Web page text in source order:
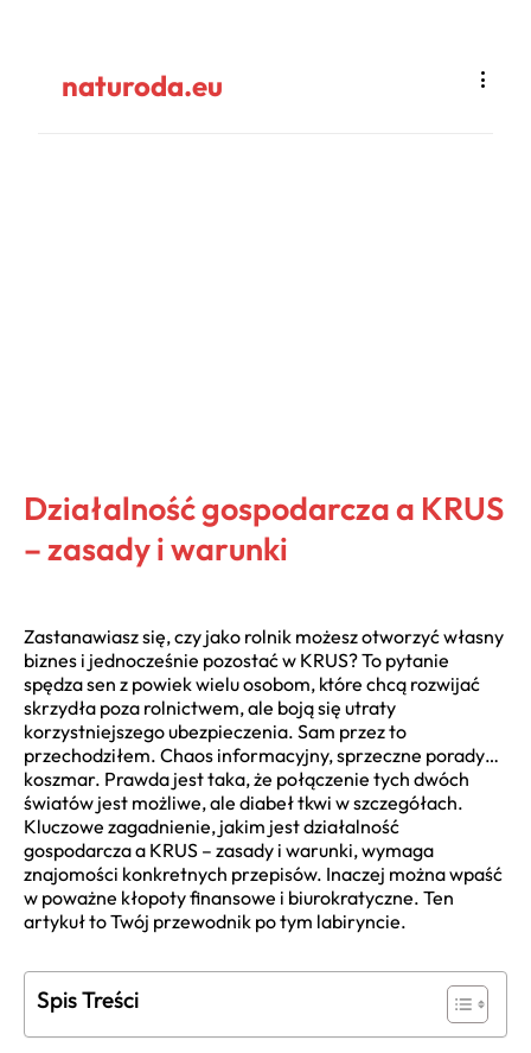
naturoda.eu
Działalność gospodarcza a KRUS
– zasady i warunki
Zastanawiasz się, czy jako rolnik możesz otworzyć własny
biznes i jednocześnie pozostać w KRUS? To pytanie
spędza sen z powiek wielu osobom, które chcą rozwijać
skrzydła poza rolnictwem, ale boją się utraty
korzystniejszego ubezpieczenia. Sam przez to
przechodziłem. Chaos informacyjny, sprzeczne porady…
koszmar. Prawda jest taka, że połączenie tych dwóch
światów jest możliwe, ale diabeł tkwi w szczegółach.
Kluczowe zagadnienie, jakim jest działalność
gospodarcza a KRUS – zasady i warunki, wymaga
znajomości konkretnych przepisów. Inaczej można wpaść
w poważne kłopoty finansowe i biurokratyczne. Ten
artykuł to Twój przewodnik po tym labiryncie.
Spis Treści